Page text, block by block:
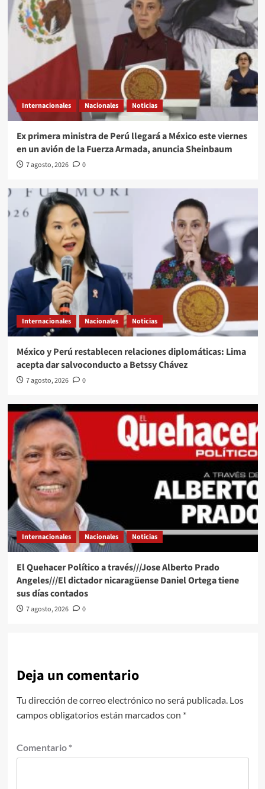
Internacionales Nacionales Noticias
Ex primera ministra de Perú llegará a México este viernes
en un avión de la Fuerza Armada, anuncia Sheinbaum
7 agosto, 2026 0
Internacionales Nacionales Noticias
México y Perú restablecen relaciones diplomáticas: Lima
acepta dar salvoconducto a Betssy Chávez
7 agosto, 2026 0
Internacionales Nacionales Noticias
El Quehacer Político a través///Jose Alberto Prado
Angeles///El dictador nicaragüense Daniel Ortega tiene
sus días contados
7 agosto, 2026 0
Deja un comentario
Tu dirección de correo electrónico no será publicada. Los
campos obligatorios están marcados con *
Comentario *